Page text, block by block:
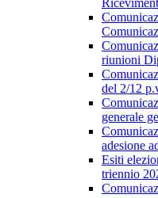
riunioni
del 2/12
generale
adesione
Esiti
triennio